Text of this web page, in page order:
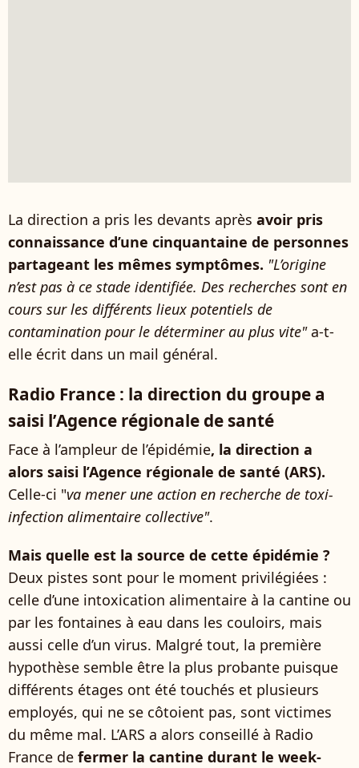
La direction a pris les devants après avoir pris
connaissance d’une cinquantaine de personnes
partageant les mêmes symptômes. "L’origine
n’est pas à ce stade identifiée. Des recherches sont en
cours sur les différents lieux potentiels de
contamination pour le déterminer au plus vite"a-t-
elle écrit dans un mail général.
Radio France : la direction du groupe a
saisi l’Agence régionale de santé
Face à l’ampleur de l’épidémie, la direction a
alors saisi l’Agence régionale de santé (ARS).
Celle-ci "va mener une action en recherche de toxi-
infection alimentaire collective".
Mais quelle est la source de cette épidémie ?
Deux pistes sont pour le moment privilégiées :
celle d’une intoxication alimentaire à la cantine ou
par les fontaines à eau dans les couloirs, mais
aussi celle d’un virus. Malgré tout, la première
hypothèse semble être la plus probante puisque
différents étages ont été touchés et plusieurs
employés, qui ne se côtoient pas, sont victimes
du même mal. L’ARS a alors conseillé à Radio
France de fermer la cantine durant le week-